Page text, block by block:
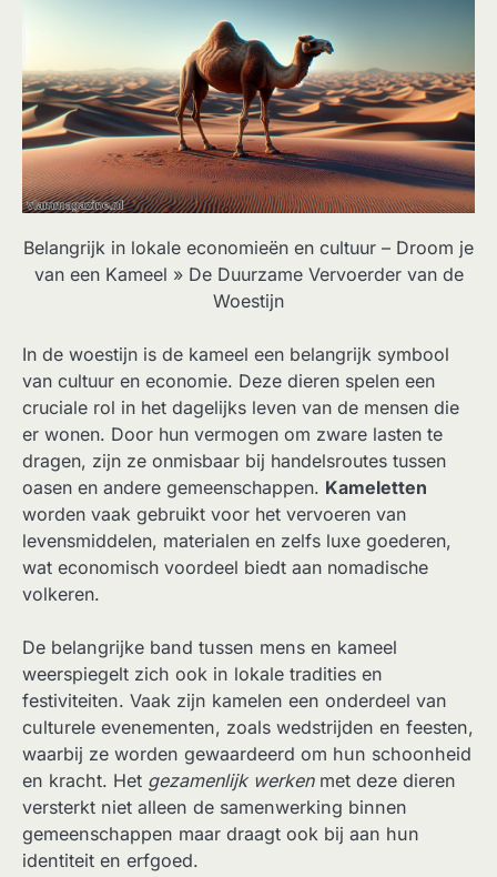
Belangrijk in lokale economieën en cultuur – Droom je
van een Kameel » De Duurzame Vervoerder van de
Woestijn
In de woestijn is de kameel een belangrijk symbool
van cultuur en economie. Deze dieren spelen een
cruciale rol in het dagelijks leven van de mensen die
er wonen. Door hun vermogen om zware lasten te
dragen, zijn ze onmisbaar bij handelsroutes tussen
oasen en andere gemeenschappen. Kameletten
worden vaak gebruikt voor het vervoeren van
levensmiddelen, materialen en zelfs luxe goederen,
wat economisch voordeel biedt aan nomadische
volkeren.
De belangrijke band tussen mens en kameel
weerspiegelt zich ook in lokale tradities en
festiviteiten. Vaak zijn kamelen een onderdeel van
culturele evenementen, zoals wedstrijden en feesten,
waarbij ze worden gewaardeerd om hun schoonheid
en kracht. Het gezamenlijk werkenmet deze dieren
versterkt niet alleen de samenwerking binnen
gemeenschappen maar draagt ook bij aan hun
identiteit en erfgoed.